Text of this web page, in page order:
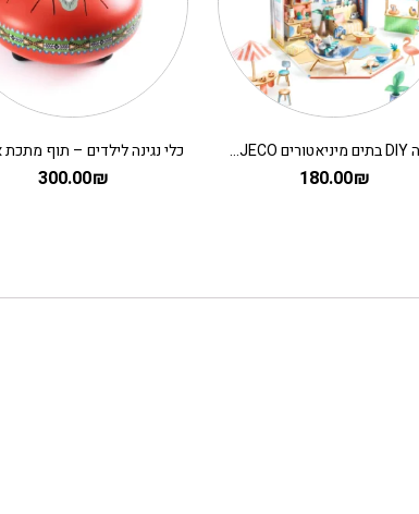
יצירה DIY בתים מיניאטורים DJECO – מיה
180.00₪
300.00₪